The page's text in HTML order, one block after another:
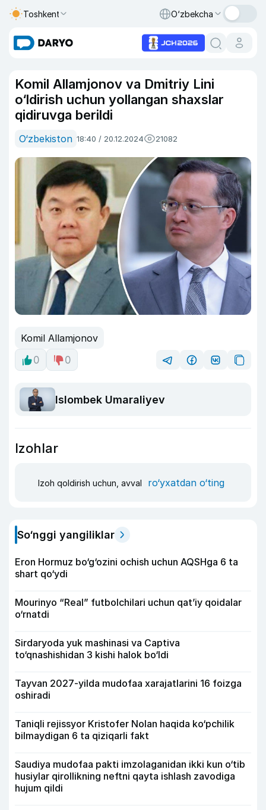
Toshkent O‘zbekcha
Komil Allamjonov va Dmitriy Lini
o‘ldirish uchun yollangan shaxslar
qidiruvga berildi
O‘zbekiston 18:40 / 20.12.2024 21082
Komil Allamjonov
0
0
Islombek Umaraliyev
Izohlar
Izoh qoldirish uchun, avval ro‘yxatdan o‘ting
So‘nggi yangiliklar
Eron Hormuz bo‘g‘ozini ochish uchun AQSHga 6 ta
shart qo‘ydi
Mourinyo “Real” futbolchilari uchun qat’iy qoidalar
o‘rnatdi
Sirdaryoda yuk mashinasi va Captiva
to‘qnashishidan 3 kishi halok bo‘ldi
Tayvan 2027-yilda mudofaa xarajatlarini 16 foizga
oshiradi
Taniqli rejissyor Kristofer Nolan haqida ko‘pchilik
bilmaydigan 6 ta qiziqarli fakt
Saudiya mudofaa pakti imzolaganidan ikki kun o‘tib
husiylar qirollikning neftni qayta ishlash zavodiga
hujum qildi